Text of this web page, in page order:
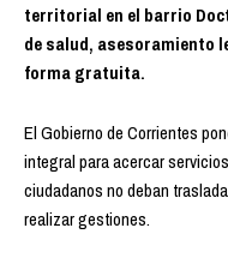
territorial en el barrio
de salud, asesoramiento
forma gratuita.
El Gobierno de Corrientes
integral para acercar
ciudadanos no deban
realizar gestiones.